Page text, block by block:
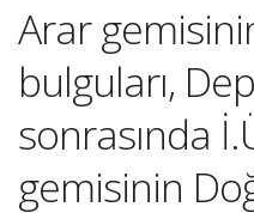
Arar
bulguları,
sonrasında
gemisinin